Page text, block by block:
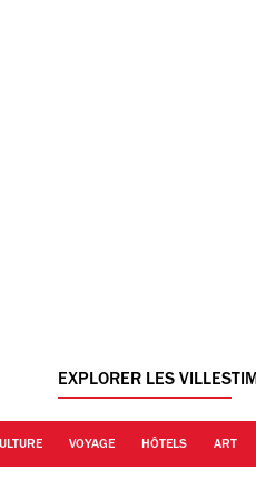
EXPLORER LES VILLES
VOYAGE HÔTELS ART